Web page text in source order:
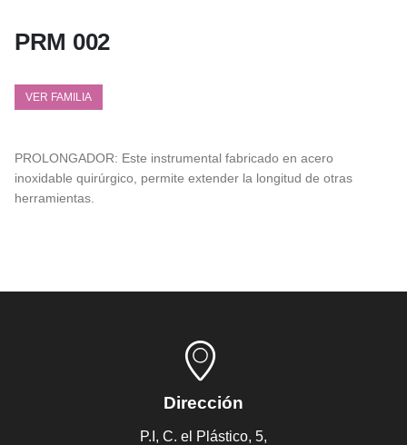
PRM 002
VER FAMILIA
PROLONGADOR: Este instrumental fabricado en acero
inoxidable quirúrgico, permite extender la longitud de otras
herramientas.
Dirección
P.I, C. el Plástico, 5,